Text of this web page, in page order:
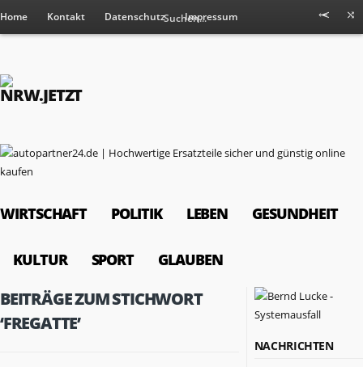
Home Kontakt Datenschutz Impressum
WIRTSCHAFT POLITIK LEBEN GESUNDHEIT
KULTUR SPORT GLAUBEN
BEITRÄGE ZUM STICHWORT
‘FREGATTE’
NACHRICHTEN